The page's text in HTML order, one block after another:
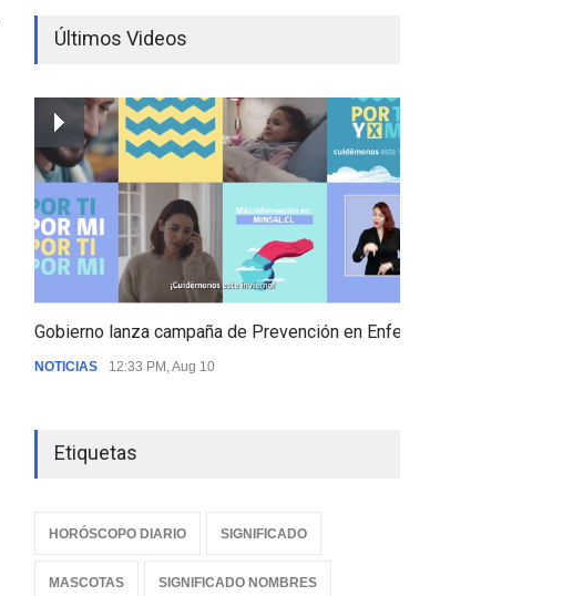
Últimos Videos
Gobierno lanza campaña de Prevención en Enfermedades
NOTICIAS 12:33 PM, Aug 10
Etiquetas
HORÓSCOPO DIARIO SIGNIFICADO
MASCOTAS SIGNIFICADO NOMBRES